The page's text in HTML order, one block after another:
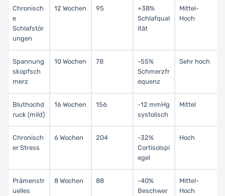
Chronisch
e
Schlafstör
ungen
12 Wochen 95
+38%
Schlafqual
ität
Mittel-
Hoch
Spannung
skopfsch
merz
10 Wochen 78
-55%
Schmerzfr
equenz
Sehr hoch
Bluthochd
ruck (mild)
16 Wochen 156
-12 mmHg
systolisch
Mittel
Chronisch
er Stress
6 Wochen 204
-32%
Cortisolspi
egel
Hoch
Prämenstr
uelles
8 Wochen 88
-40%
Beschwer
Mittel-
Hoch